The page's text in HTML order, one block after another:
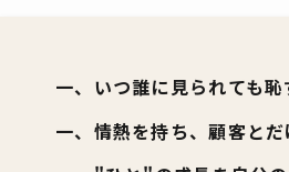
一、いつ誰に見られても恥
一、情熱を持ち、顧客と